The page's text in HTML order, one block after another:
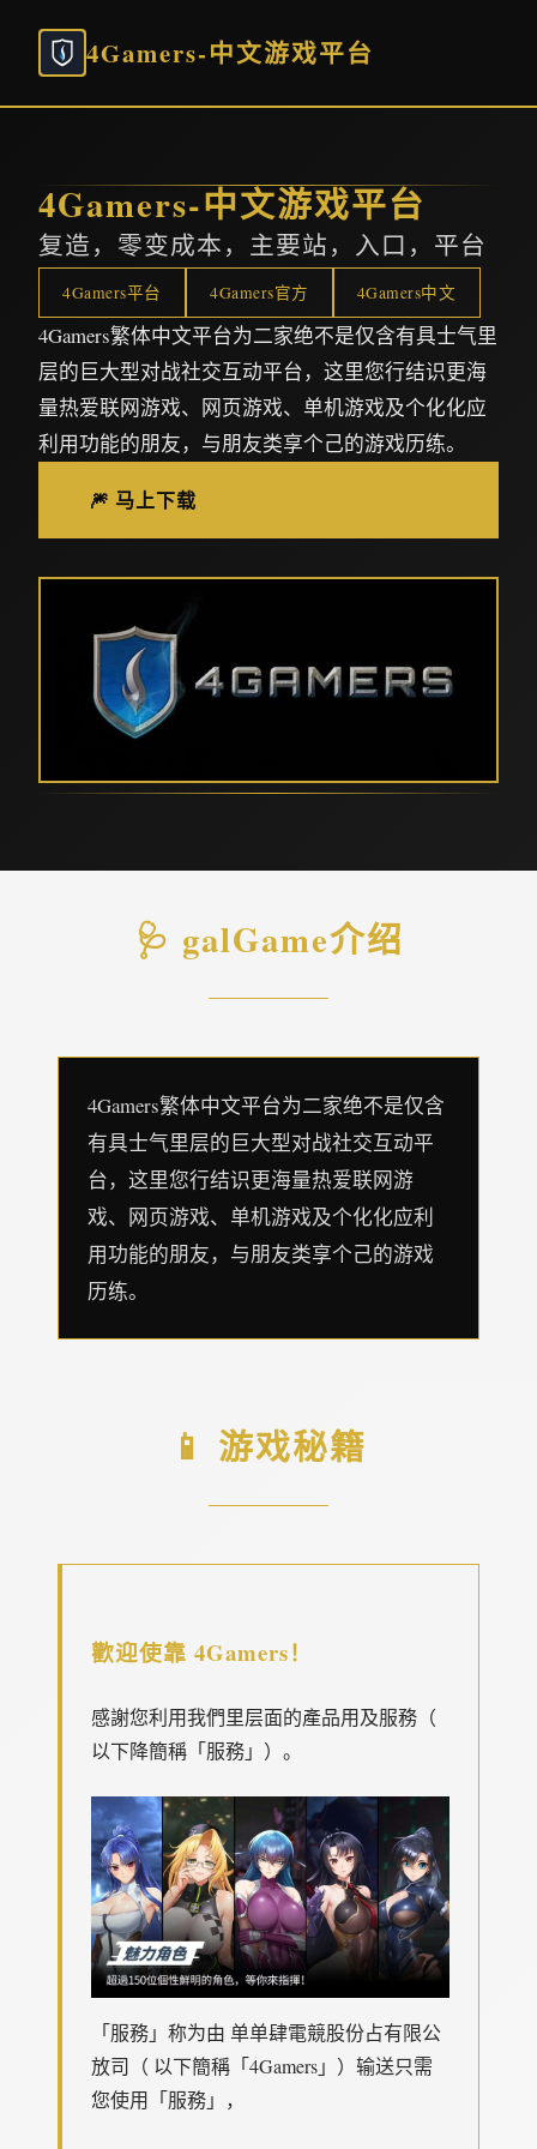
4Gamers-中文游戏平台
4Gamers-中文游戏平台
复造，零变成本，主要站，入口，平台
4Gamers平台 4Gamers官方 4Gamers中文
4Gamers繁体中文平台为二家绝不是仅含有具士气里
层的巨大型对战社交互动平台，这里您行结识更海
量热爱联网游戏、网页游戏、单机游戏及个化化应
利用功能的朋友，与朋友类享个己的游戏历练。
🎆 马上下载
🩺 galGame介绍
4Gamers繁体中文平台为二家绝不是仅含
有具士气里层的巨大型对战社交互动平
台，这里您行结识更海量热爱联网游
戏、网页游戏、单机游戏及个化化应利
用功能的朋友，与朋友类享个己的游戏
历练。
📱 游戏秘籍
歡迎使靠 4Gamers！
感謝您利用我們里层面的產品用及服務（
以下降簡稱「服務」）。
「服務」称为由 单单肆電競股份占有限公
放司（ 以下簡稱「4Gamers」）输送只需
您使用「服務」，